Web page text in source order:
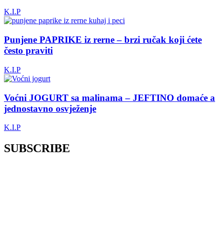
K.I.P
Punjene PAPRIKE iz rerne – brzi ručak koji ćete
često praviti
K.I.P
Voćni JOGURT sa malinama – JEFTINO domaće a
jednostavno osvježenje
K.I.P
SUBSCRIBE